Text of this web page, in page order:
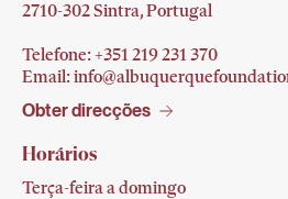
2710-302 Sintra, Portugal
Telefone: +351 219 231 370
Email:
Obter direcções
Horários
Terça-feira a domingo